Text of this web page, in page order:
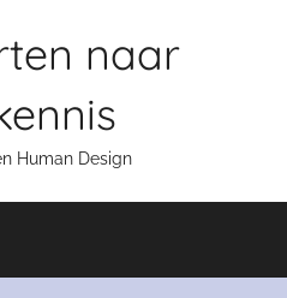
naar
Human Design